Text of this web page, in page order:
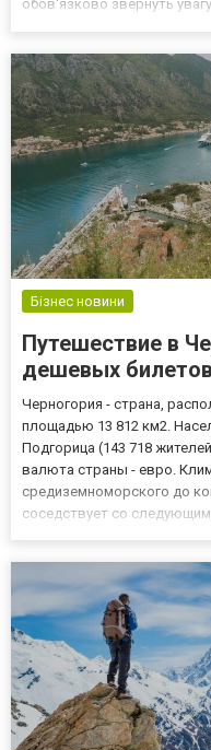
обов'язково звернуть
Бізнес новини
Путешествие в
дешевых билетов
Черногория - страна,
площадью 13 812 км2.
Подгорица (143 718
валюта страны - евро.
средиземноморского до
соседствует со